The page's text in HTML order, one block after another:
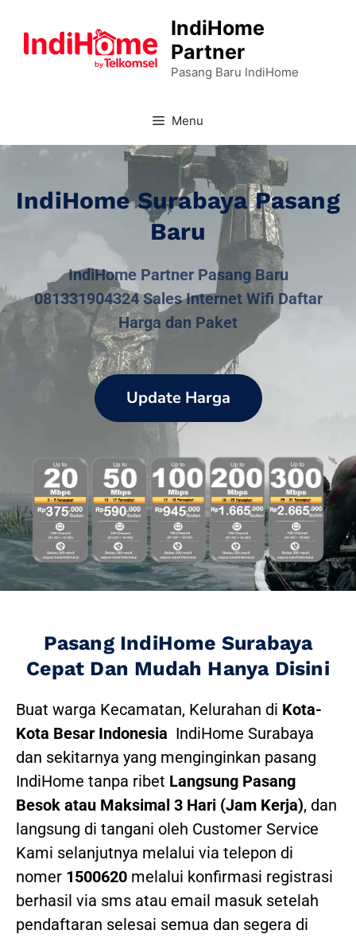
IndiHome
Partner
Pasang Baru IndiHome
Menu
IndiHome Surabaya Pasang
Baru
IndiHome Partner Pasang Baru
081331904324 Sales Internet Wifi Daftar
Harga dan Paket
Update Harga
Pasang IndiHome Surabaya
Cepat Dan Mudah Hanya Disini
Buat warga Kecamatan, Kelurahan di Kota-
Kota Besar Indonesia IndiHome Surabaya
dan sekitarnya yang menginginkan pasang
IndiHome tanpa ribet Langsung Pasang
Besok atau Maksimal 3 Hari (Jam Kerja), dan
langsung di tangani oleh Customer Service
Kami selanjutnya melalui via telepon di
nomer 1500620 melalui konfirmasi registrasi
berhasil via sms atau email masuk setelah
pendaftaran selesai semua dan segera di